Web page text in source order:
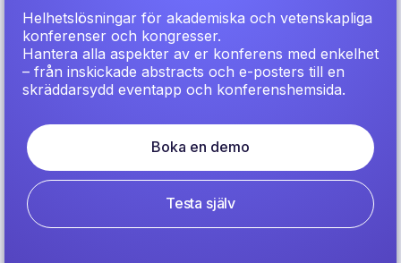
Helhetslösningar för akademiska och vetenskapliga
konferenser och kongresser.
Hantera alla aspekter av er konferens med enkelhet
– från inskickade abstracts och e-posters till en
skräddarsydd eventapp och konferenshemsida.
Boka en demo
Testa själv